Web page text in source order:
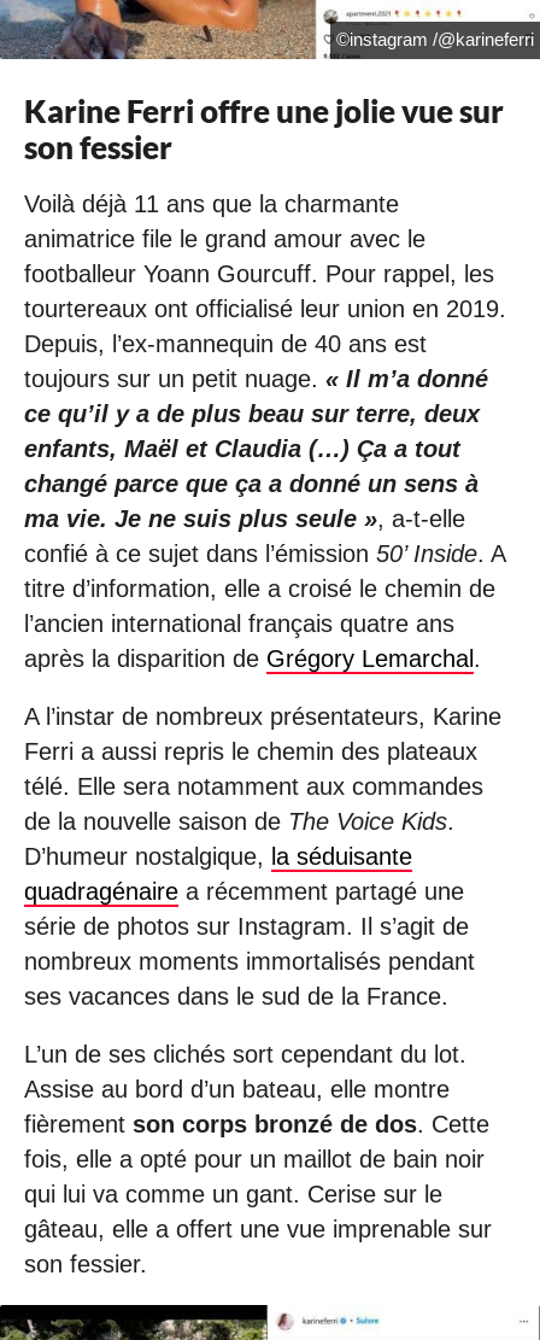
©instagram /@karineferri
Karine Ferri offre une jolie vue sur
son fessier
Voilà déjà 11 ans que la charmante
animatrice file le grand amour avec le
footballeur Yoann Gourcuff. Pour rappel, les
tourtereaux ont officialisé leur union en 2019.
Depuis, l’ex-mannequin de 40 ans est
toujours sur un petit nuage. « Il m’a donné
ce qu’il y a de plus beau sur terre, deux
enfants, Maël et Claudia (…) Ça a tout
changé parce que ça a donné un sens à
ma vie. Je ne suis plus seule », a-t-elle
confié à ce sujet dans l’émission 50’ Inside. A
titre d’information, elle a croisé le chemin de
l’ancien international français quatre ans
après la disparition de Grégory Lemarchal.
A l’instar de nombreux présentateurs, Karine
Ferri a aussi repris le chemin des plateaux
télé. Elle sera notamment aux commandes
de la nouvelle saison de The Voice Kids.
D’humeur nostalgique, la séduisante
quadragénaire a récemment partagé une
série de photos sur Instagram. Il s’agit de
nombreux moments immortalisés pendant
ses vacances dans le sud de la France.
L’un de ses clichés sort cependant du lot.
Assise au bord d’un bateau, elle montre
fièrement son corps bronzé de dos. Cette
fois, elle a opté pour un maillot de bain noir
qui lui va comme un gant. Cerise sur le
gâteau, elle a offert une vue imprenable sur
son fessier.